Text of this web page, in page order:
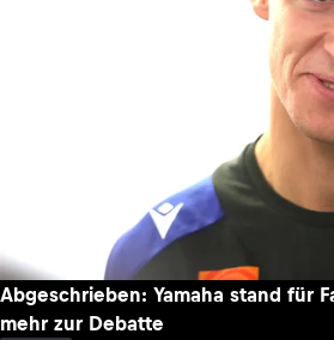
Abgeschrieben: Yamaha stand für
mehr zur Debatte